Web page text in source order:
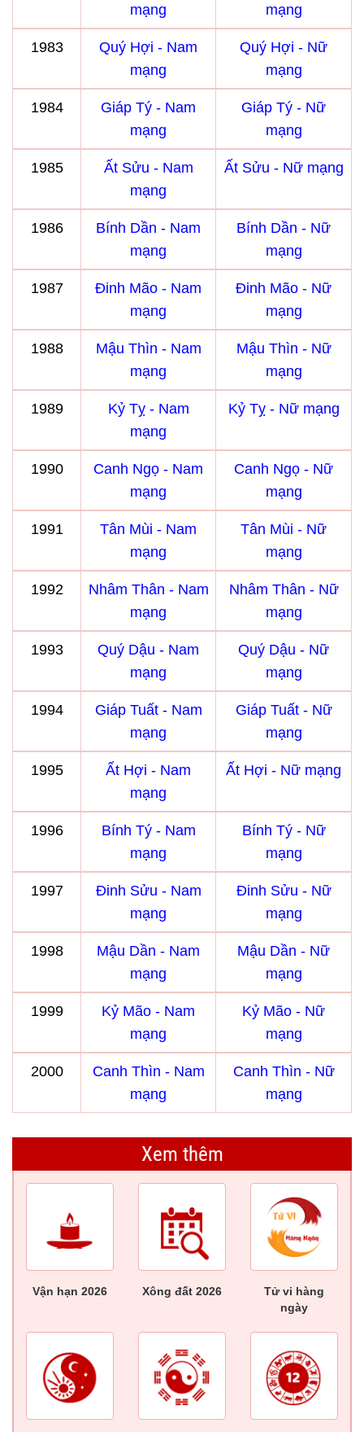
mạng
mạng
1983
Quý Hợi - Nam
mạng
Quý Hợi - Nữ
mạng
1984
Giáp Tý - Nam
mạng
Giáp Tý - Nữ
mạng
1985
Ất Sửu - Nam
mạng
Ất Sửu - Nữ mạng
1986
Bính Dần - Nam
mạng
Bính Dần - Nữ
mạng
1987
Đinh Mão - Nam
mạng
Đinh Mão - Nữ
mạng
1988
Mậu Thìn - Nam
mạng
Mậu Thìn - Nữ
mạng
1989
Kỷ Tỵ - Nam
mạng
Kỷ Tỵ - Nữ mạng
1990
Canh Ngọ - Nam
mạng
Canh Ngọ - Nữ
mạng
1991
Tân Mùi - Nam
mạng
Tân Mùi - Nữ
mạng
1992
Nhâm Thân - Nam
mạng
Nhâm Thân - Nữ
mạng
1993
Quý Dậu - Nam
mạng
Quý Dậu - Nữ
mạng
1994
Giáp Tuất - Nam
mạng
Giáp Tuất - Nữ
mạng
1995
Ất Hợi - Nam
mạng
Ất Hợi - Nữ mạng
1996
Bính Tý - Nam
mạng
Bính Tý - Nữ
mạng
1997
Đinh Sửu - Nam
mạng
Đinh Sửu - Nữ
mạng
1998
Mậu Dần - Nam
mạng
Mậu Dần - Nữ
mạng
1999
Kỷ Mão - Nam
mạng
Kỷ Mão - Nữ
mạng
2000
Canh Thìn - Nam
mạng
Canh Thìn - Nữ
mạng
Xem thêm
Vận hạn 2026 Xông đất 2026
Tử vi hàng
ngày